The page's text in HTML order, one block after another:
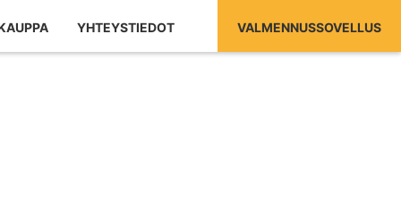
YHTEYSTIEDOT VALMENNUSSOVELLUS